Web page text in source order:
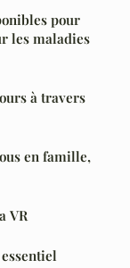
pour
les maladies
à travers
en famille,
VR